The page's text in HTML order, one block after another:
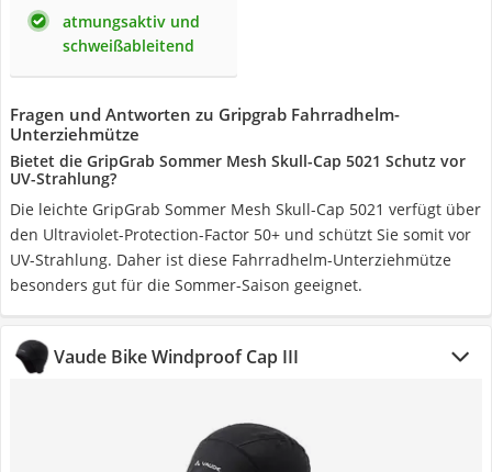
atmungsaktiv und
schweißableitend
Fragen und Antworten zu Gripgrab Fahrradhelm-
Unterziehmütze
Bietet die GripGrab Sommer Mesh Skull-Cap 5021 Schutz vor
UV-Strahlung?
Die leichte GripGrab Sommer Mesh Skull-Cap 5021 verfügt über
den Ultraviolet-Protection-Factor 50+ und schützt Sie somit vor
UV-Strahlung. Daher ist diese Fahrradhelm-Unterziehmütze
besonders gut für die Sommer-Saison geeignet.
Vaude Bike Windproof Cap III